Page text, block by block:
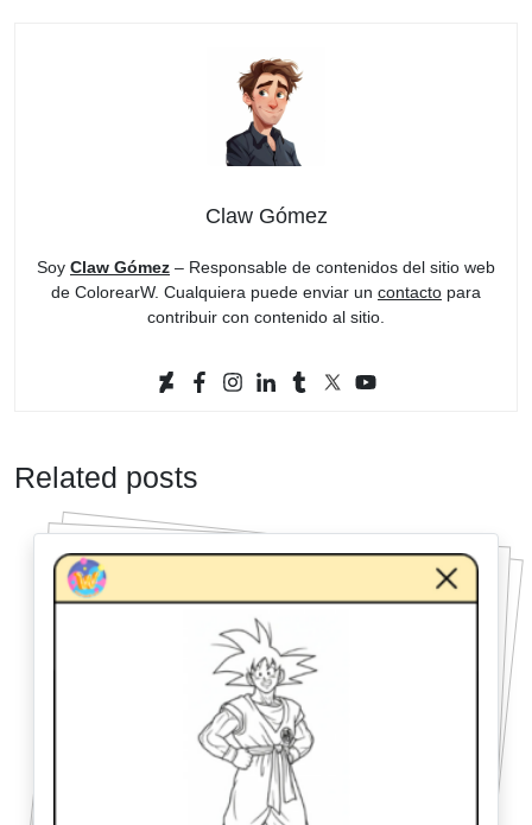
Claw Gómez
Soy Claw Gómez – Responsable de contenidos del sitio web
de ColorearW. Cualquiera puede enviar un contacto para
contribuir con contenido al sitio.
Related posts